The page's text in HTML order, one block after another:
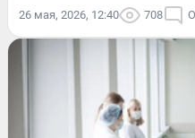
26 мая, 2026, 12:40 708